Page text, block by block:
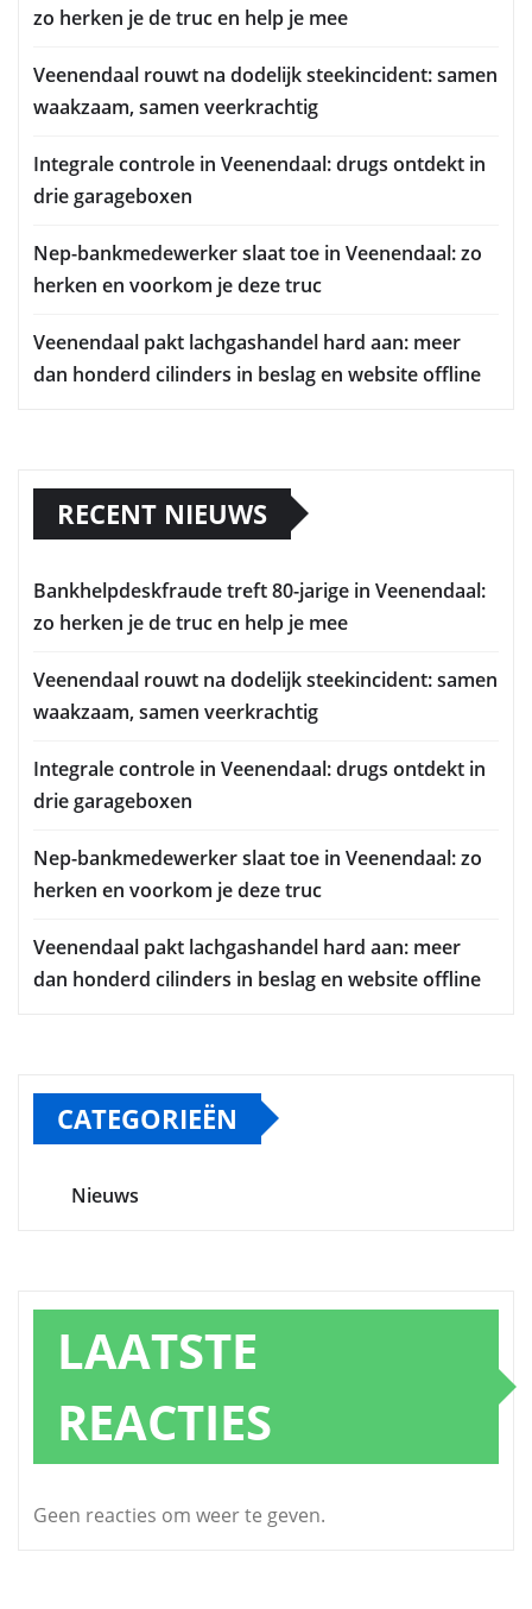
zo herken je de truc en help je mee
Veenendaal rouwt na dodelijk steekincident: samen
waakzaam, samen veerkrachtig
Integrale controle in Veenendaal: drugs ontdekt in
drie garageboxen
Nep-bankmedewerker slaat toe in Veenendaal: zo
herken en voorkom je deze truc
Veenendaal pakt lachgashandel hard aan: meer
dan honderd cilinders in beslag en website offline
RECENT NIEUWS
Bankhelpdeskfraude treft 80-jarige in Veenendaal:
zo herken je de truc en help je mee
Veenendaal rouwt na dodelijk steekincident: samen
waakzaam, samen veerkrachtig
Integrale controle in Veenendaal: drugs ontdekt in
drie garageboxen
Nep-bankmedewerker slaat toe in Veenendaal: zo
herken en voorkom je deze truc
Veenendaal pakt lachgashandel hard aan: meer
dan honderd cilinders in beslag en website offline
CATEGORIEËN
Nieuws
LAATSTE
REACTIES
Geen reacties om weer te geven.